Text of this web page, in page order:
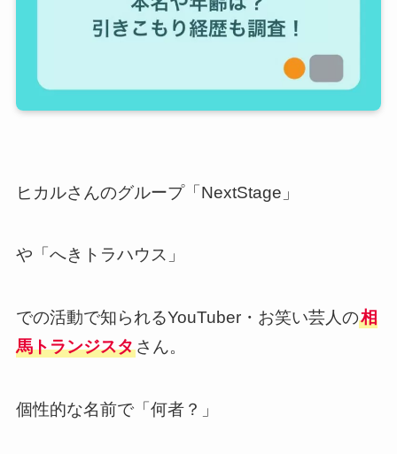
ヒカルさんのグループ「NextStage」
や「へきトラハウス」
での活動で知られるYouTuber・お笑い芸人の相
馬トランジスタさん。
個性的な名前で「何者？」